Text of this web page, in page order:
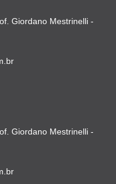
Giordano Mestrinelli -
Giordano Mestrinelli -